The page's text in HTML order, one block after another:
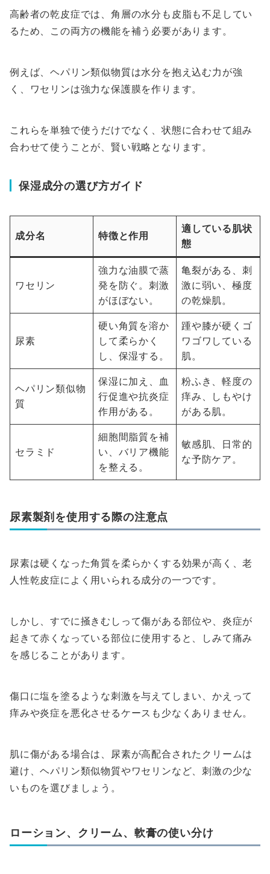
高齢者の乾皮症では、角層の水分も皮脂も不足してい
るため、この両方の機能を補う必要があります。
例えば、ヘパリン類似物質は水分を抱え込む力が強
く、ワセリンは強力な保護膜を作ります。
これらを単独で使うだけでなく、状態に合わせて組み
合わせて使うことが、賢い戦略となります。
保湿成分の選び方ガイド
成分名 特徴と作用
適している肌状
態
ワセリン
強力な油膜で蒸
発を防ぐ。刺激
がほぼない。
亀裂がある、刺
激に弱い、極度
の乾燥肌。
尿素
硬い角質を溶か
して柔らかく
し、保湿する。
踵や膝が硬くゴ
ワゴワしている
肌。
ヘパリン類似物
質
保湿に加え、血
行促進や抗炎症
作用がある。
粉ふき、軽度の
痒み、しもやけ
がある肌。
セラミド
細胞間脂質を補
い、バリア機能
を整える。
敏感肌、日常的
な予防ケア。
尿素製剤を使用する際の注意点
尿素は硬くなった角質を柔らかくする効果が高く、老
人性乾皮症によく用いられる成分の一つです。
しかし、すでに掻きむしって傷がある部位や、炎症が
起きて赤くなっている部位に使用すると、しみて痛み
を感じることがあります。
傷口に塩を塗るような刺激を与えてしまい、かえって
痒みや炎症を悪化させるケースも少なくありません。
肌に傷がある場合は、尿素が高配合されたクリームは
避け、ヘパリン類似物質やワセリンなど、刺激の少な
いものを選びましょう。
ローション、クリーム、軟膏の使い分け